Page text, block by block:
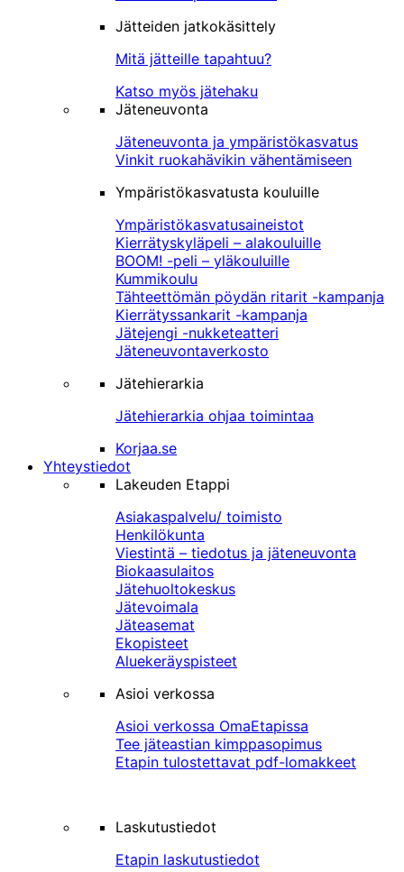
Jätteiden jatkokäsittely
Mitä jätteille tapahtuu?
Katso myös jätehaku
Jäteneuvonta
Jäteneuvonta ja ympäristökasvatus
Vinkit ruokahävikin vähentämiseen
Ympäristökasvatusta kouluille
Ympäristökasvatusaineistot
Kierrätyskyläpeli – alakouluille
BOOM! -peli – yläkouluille
Kummikoulu
Tähteettömän pöydän ritarit -kampanja
Kierrätyssankarit -kampanja
Jätejengi -nukketeatteri
Jäteneuvontaverkosto
Jätehierarkia
Jätehierarkia ohjaa toimintaa
Korjaa.se
Yhteystiedot
Lakeuden Etappi
Asiakaspalvelu/ toimisto
Henkilökunta
Viestintä – tiedotus ja jäteneuvonta
Biokaasulaitos
Jätehuoltokeskus
Jätevoimala
Jäteasemat
Ekopisteet
Aluekeräyspisteet
Asioi verkossa
Asioi verkossa OmaEtapissa
Tee jäteastian kimppasopimus
Etapin tulostettavat pdf-lomakkeet
Laskutustiedot
Etapin laskutustiedot